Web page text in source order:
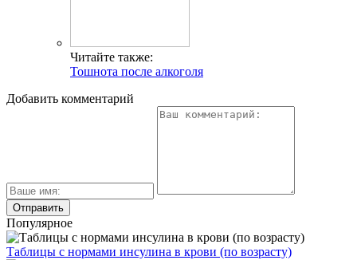
Читайте также:
Тошнота после алкоголя
Добавить комментарий
Популярное
Таблицы с нормами инсулина в крови (по возрасту)